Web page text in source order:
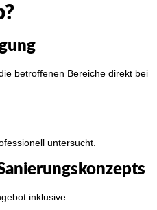
betroffenen Bereiche direkt bei
untersucht.
inklusive